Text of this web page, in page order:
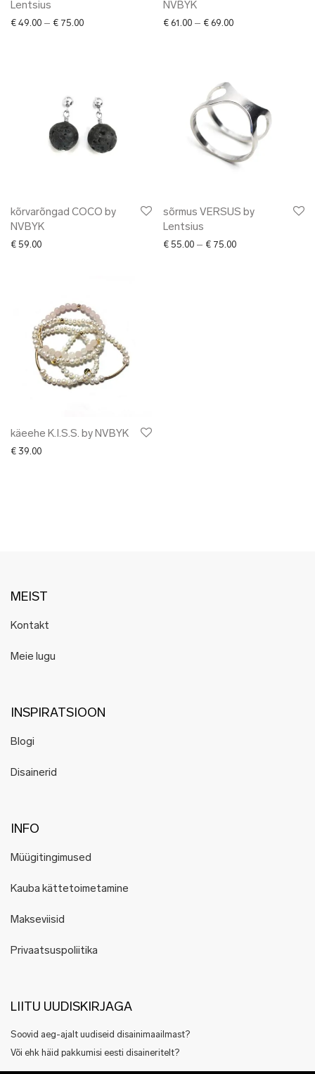
Lentsius
€ 49.00 – € 75.00Price range: € 49.00 through € 75.00
NVBYK
€ 61.00 – € 69.00Price range: €
kõrvarõngad COCO by
NVBYK
€ 59.00
sõrmus VERSUS by
Lentsius
€ 55.00 – € 75.00Price range: €
käeehe K.I.S.S. by NVBYK
€ 39.00
MEIST
Kontakt
Meie lugu
INSPIRATSIOON
Blogi
Disainerid
INFO
Müügitingimused
Kauba kättetoimetamine
Makseviisid
Privaatsuspoliitika
LIITU UUDISKIRJAGA
Soovid aeg-ajalt uudiseid disainimaailmast?
Või ehk häid pakkumisi eesti disaineritelt?